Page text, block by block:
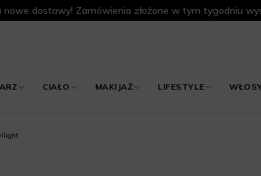
dostawy! Zamówienia złożone w tym tygodniu
CIAŁO MAKIJAŻ LIFESTYLE